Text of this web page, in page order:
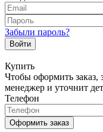
Забыли пароль?
Войти
Купить
Чтобы оформить заказ,
менеджер и уточнит
Телефон
Оформить заказ